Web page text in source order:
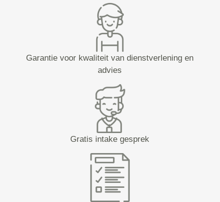
Garantie voor kwaliteit van dienstverlening en
advies
Gratis intake gesprek